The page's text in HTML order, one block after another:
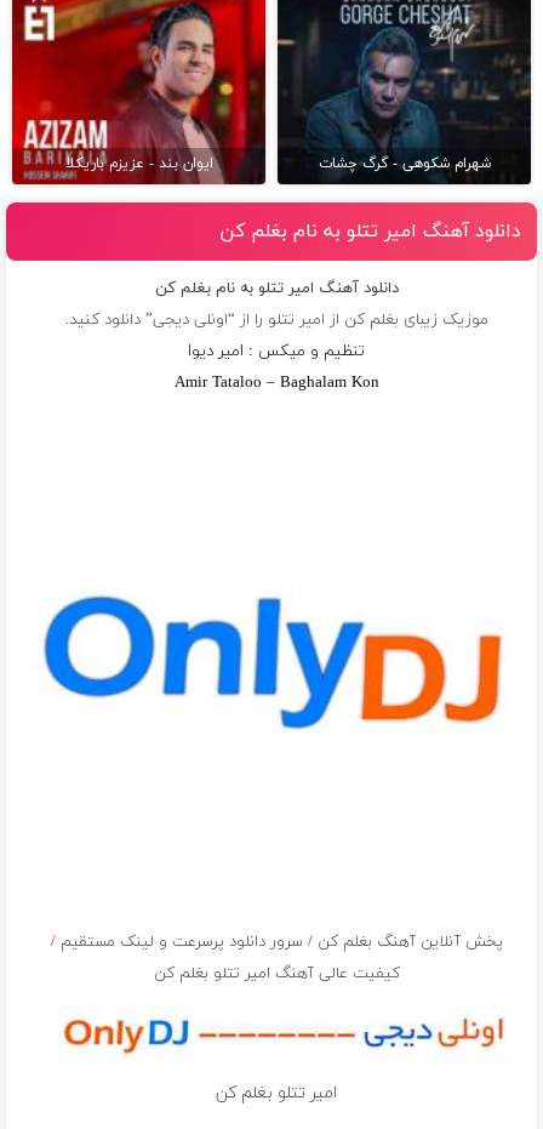
شهرام شکوهی - گرگ چشات ایوان بند - عزیزم باریکلا
دانلود آهنگ امیر تتلو به نام بغلم کن
دانلود آهنگ امیر تتلو به نام بغلم کن
موزیک زیبای بغلم کن از امیر تتلو را از “اونلی دیجی” دانلود کنید.
تنظیم و میکس : امیر دیوا
Amir Tataloo – Baghalam Kon
پخش آنلاین آهنگ بغلم کن/ سرور دانلود پرسرعت و لینک مستقیم/
کیفیت عالی آهنگ امیر تتلو بغلم کن
امیر تتلو بغلم کن